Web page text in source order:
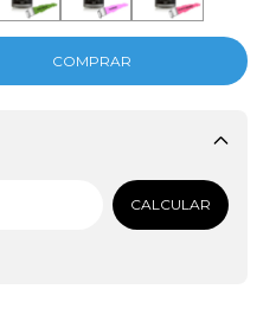
Alterar CEP
CALCULAR